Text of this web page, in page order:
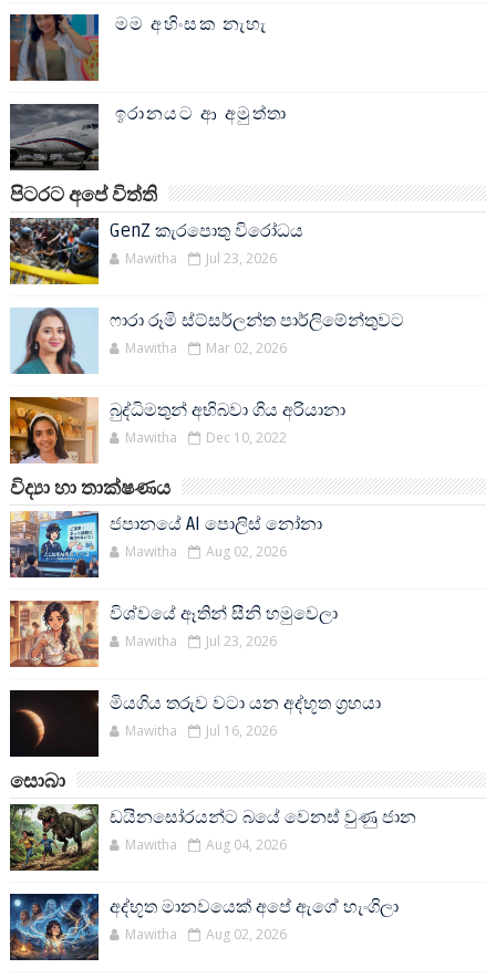
මම අහිංසක නැහැ
ඉරානයට ආ අමුත්තා
පිටරට අපේ විත්ති
GenZ කැරපොතු විරෝධය
Mawitha Jul 23, 2026
ෆාරා රූමි ස්ට්සර්ලන්ත පාර්ලිමේන්තුවට
Mawitha Mar 02, 2026
බුද්ධිමතුන් අභිබවා ගිය අරියානා
Mawitha Dec 10, 2022
විද්‍යා හා තාක්ෂණය
ජපානයේ AI පොලිස් නෝනා
Mawitha Aug 02, 2026
විශ්වයේ ඈතින් සීනි හමුවෙලා
Mawitha Jul 23, 2026
මියගිය තරුව වටා යන අද්භූත ග්‍රහයා
Mawitha Jul 16, 2026
සොබා
ඩයිනසෝරයන්ට බයේ වෙනස් වුණු ජාන
Mawitha Aug 04, 2026
අද්භූත මානවයෙක් අපේ ඇගේ හැංගිලා
Mawitha Aug 02, 2026